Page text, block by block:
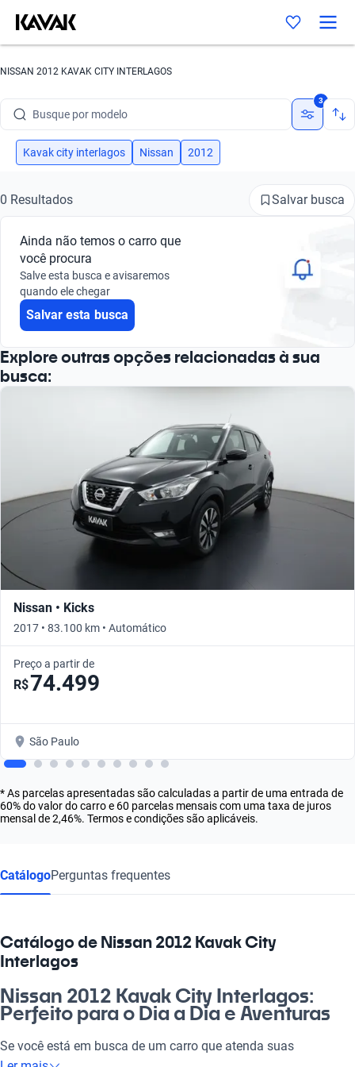
NISSAN 2012 KAVAK CITY INTERLAGOS
Busque por modelo
Busque por versão
Busque por marca
Busque por modelo
Busque por versão
3
Kavak city interlagos Nissan 2012
0 Resultados Salvar busca
Ainda não temos o carro que
você procura
Salve esta busca e avisaremos
quando ele chegar
Salvar esta busca
Explore outras opções relacionadas à sua
busca:
Nissan • Kicks
2017 • 83.100 km • Automático
Preço a partir de
R$74.499
São Paulo
* As parcelas apresentadas são calculadas a partir de uma entrada de
60% do valor do carro e 60 parcelas mensais com uma taxa de juros
mensal de 2,46%. Termos e condições são aplicáveis.
CatálogoPerguntas frequentes
Catálogo de Nissan 2012 Kavak City
Interlagos
Nissan 2012 Kavak City Interlagos:
Perfeito para o Dia a Dia e Aventuras
Se você está em busca de um carro que atenda suas
necessidades do dia a dia e ainda te leve para aquele rolê no